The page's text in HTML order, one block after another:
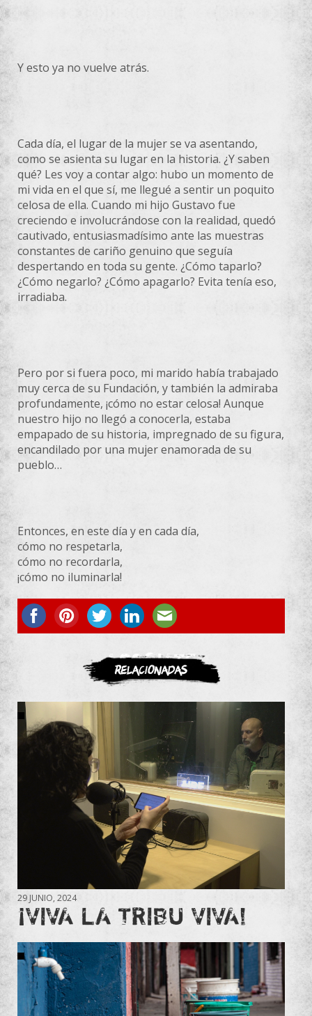
Y esto ya no vuelve atrás.
Cada día, el lugar de la mujer se va asentando,
como se asienta su lugar en la historia. ¿Y saben
qué? Les voy a contar algo: hubo un momento de
mi vida en el que sí, me llegué a sentir un poquito
celosa de ella. Cuando mi hijo Gustavo fue
creciendo e involucrándose con la realidad, quedó
cautivado, entusiasmadísimo ante las muestras
constantes de cariño genuino que seguía
despertando en toda su gente. ¿Cómo taparlo?
¿Cómo negarlo? ¿Cómo apagarlo? Evita tenía eso,
irradiaba.
Pero por si fuera poco, mi marido había trabajado
muy cerca de su Fundación, y también la admiraba
profundamente, ¡cómo no estar celosa! Aunque
nuestro hijo no llegó a conocerla, estaba
empapado de su historia, impregnado de su figura,
encandilado por una mujer enamorada de su
pueblo…
Entonces, en este día y en cada día,
cómo no respetarla,
cómo no recordarla,
¡cómo no iluminarla!
ASOCIATE
Relacionadas
29 JUNIO, 2024
¡VIVA LA TRIBU VIVA!